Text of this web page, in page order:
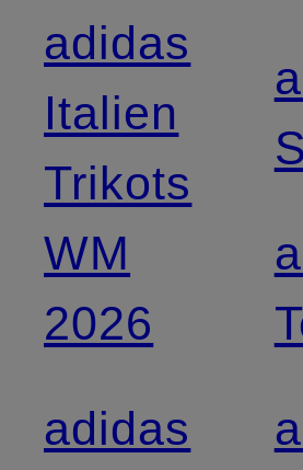
adidas
Italien
Trikots
WM
2026
adidas